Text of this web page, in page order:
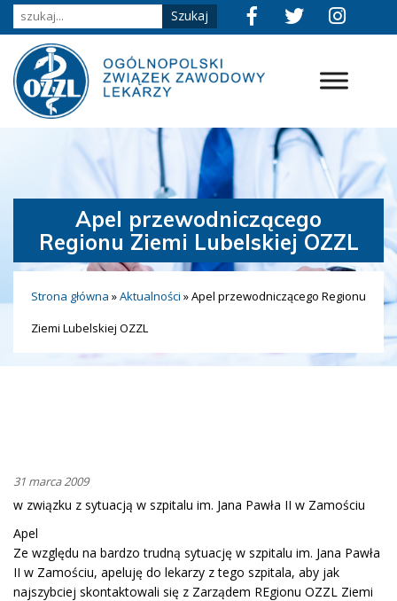
Apel przewodniczącego
Regionu Ziemi Lubelskiej OZZL
Strona główna »Aktualności »Apel przewodniczącego Regionu
Ziemi Lubelskiej OZZL
31 marca 2009
w związku z sytuacją w szpitalu im. Jana Pawła II w Zamościu
Apel
Ze względu na bardzo trudną sytuację w szpitalu im. Jana Pawła
II w Zamościu, apeluję do lekarzy z tego szpitala, aby jak
najszybciej skontaktowali się z Zarządem REgionu OZZL Ziemi